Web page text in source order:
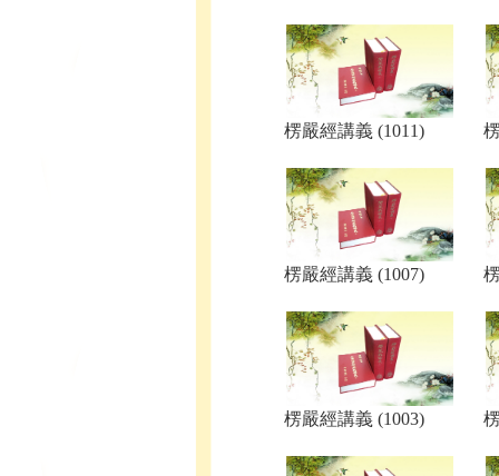
楞嚴經講義 (1011)
楞嚴經講義 (1007)
楞嚴經講義 (1003)